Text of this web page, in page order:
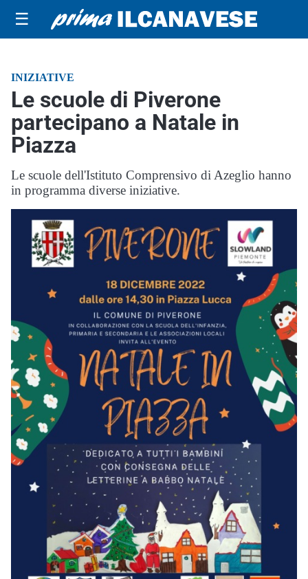
☰
INIZIATIVE
Le scuole di Piverone
partecipano a Natale in
Piazza
Le scuole dell'Istituto Comprensivo di Azeglio hanno
in programma diverse iniziative.